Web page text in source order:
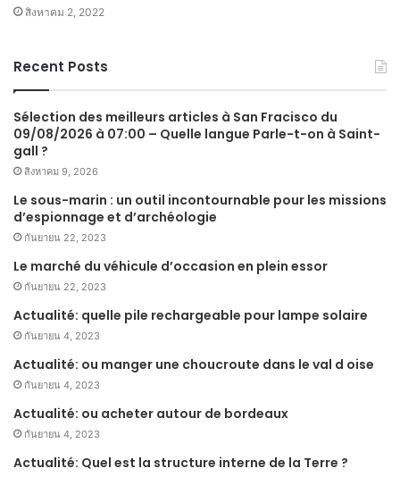
สิงหาคม 2, 2022
Recent Posts
Sélection des meilleurs articles à San Fracisco du
09/08/2026 à 07:00 – Quelle langue Parle-t-on à Saint-
gall ?
สิงหาคม 9, 2026
Le sous-marin : un outil incontournable pour les missions
d’espionnage et d’archéologie
กันยายน 22, 2023
Le marché du véhicule d’occasion en plein essor
กันยายน 22, 2023
Actualité: quelle pile rechargeable pour lampe solaire
กันยายน 4, 2023
Actualité: ou manger une choucroute dans le val d oise
กันยายน 4, 2023
Actualité: ou acheter autour de bordeaux
กันยายน 4, 2023
Actualité: Quel est la structure interne de la Terre ?